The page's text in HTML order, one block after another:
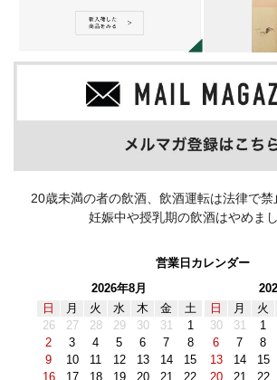
20歳未満の者の飲酒、飲酒運転は法律で禁
妊娠中や授乳期の飲酒はやめまし
営業日カレンダー
2026年8月
日
月 火 水 木 金
土
26
27 28 29 30 31
1
2
3 4 5 6 7
8
9
10 11 12 13 14
15
日
月 火
30
31 1
6
7 8
13
14 15